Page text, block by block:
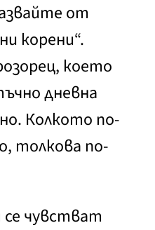
от
корени“.
което
дневна
Колкото по-
толкова по-
се чувстват